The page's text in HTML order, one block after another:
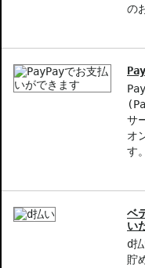
お悩み・効果
うるおい エイジング
の
サ
オ
す。
ベ
い
d
貯